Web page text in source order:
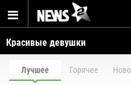
Красивые девушки
Лучшее Горячее